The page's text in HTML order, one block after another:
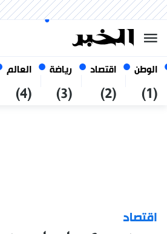
الوطن
(1)
اقتصاد
(2)
رياضة
(3)
العالم
(4)
أغسطس 2026
اقتصاد